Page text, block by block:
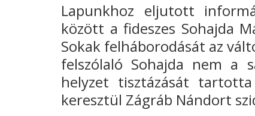
Lapunkhoz eljutott
között a fideszes Sohajda
Sokak felháborodását az
felszólaló Sohajda nem a
helyzet tisztázását
keresztül Zágráb Nándort